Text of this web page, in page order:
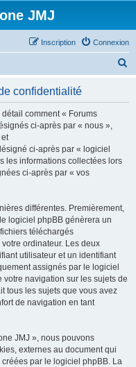
JMJ
Connexion
Inscription
confidentialité
comment « Forums
ci-après par « nous »,
ci-après par « logiciel
les informations collectées lors
ci-après par « vos
différentes. Premièrement,
logiciel phpBB génèrera un
téléchargés
ordinateur. Les deux
utilisateur et un identifiant
assignés par le logiciel
navigation sur les sujets de
tous les sujets que vous avez
de navigation en tant
JMJ », nous pouvons
externes au document qui
par le logiciel phpBB. La